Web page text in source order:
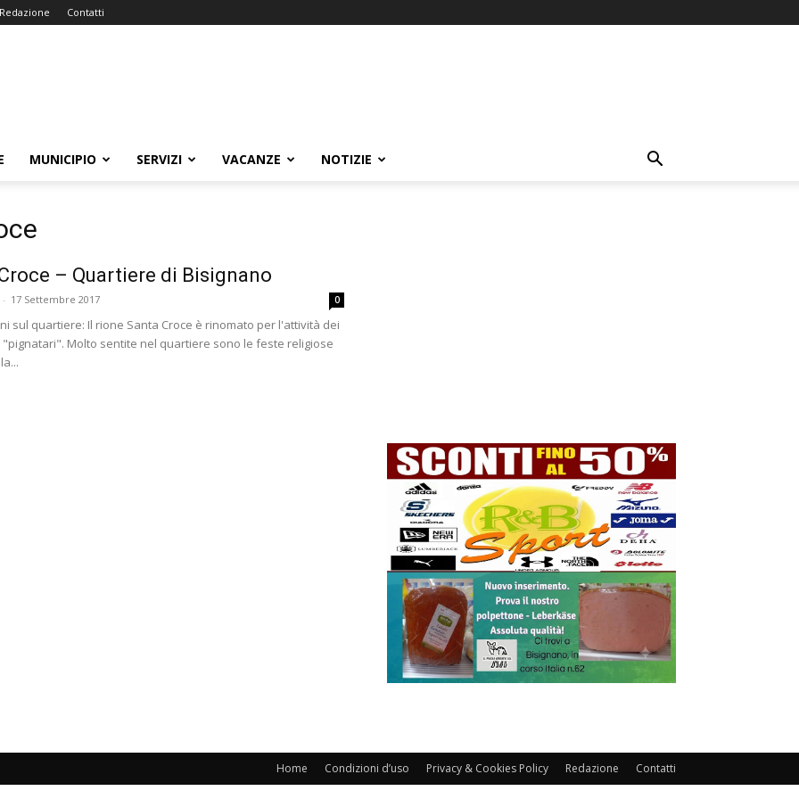
Redazione Contatti
MUNICIPIO SERVIZI VACANZE NOTIZIE
– Quartiere di Bisignano
- 17 Settembre 2017 0
sul quartiere: Il rione Santa Croce è rinomato per l'attività dei
Molto sentite nel quartiere sono le feste religiose
Home Condizioni d’uso Privacy & Cookies Policy Redazione Contatti